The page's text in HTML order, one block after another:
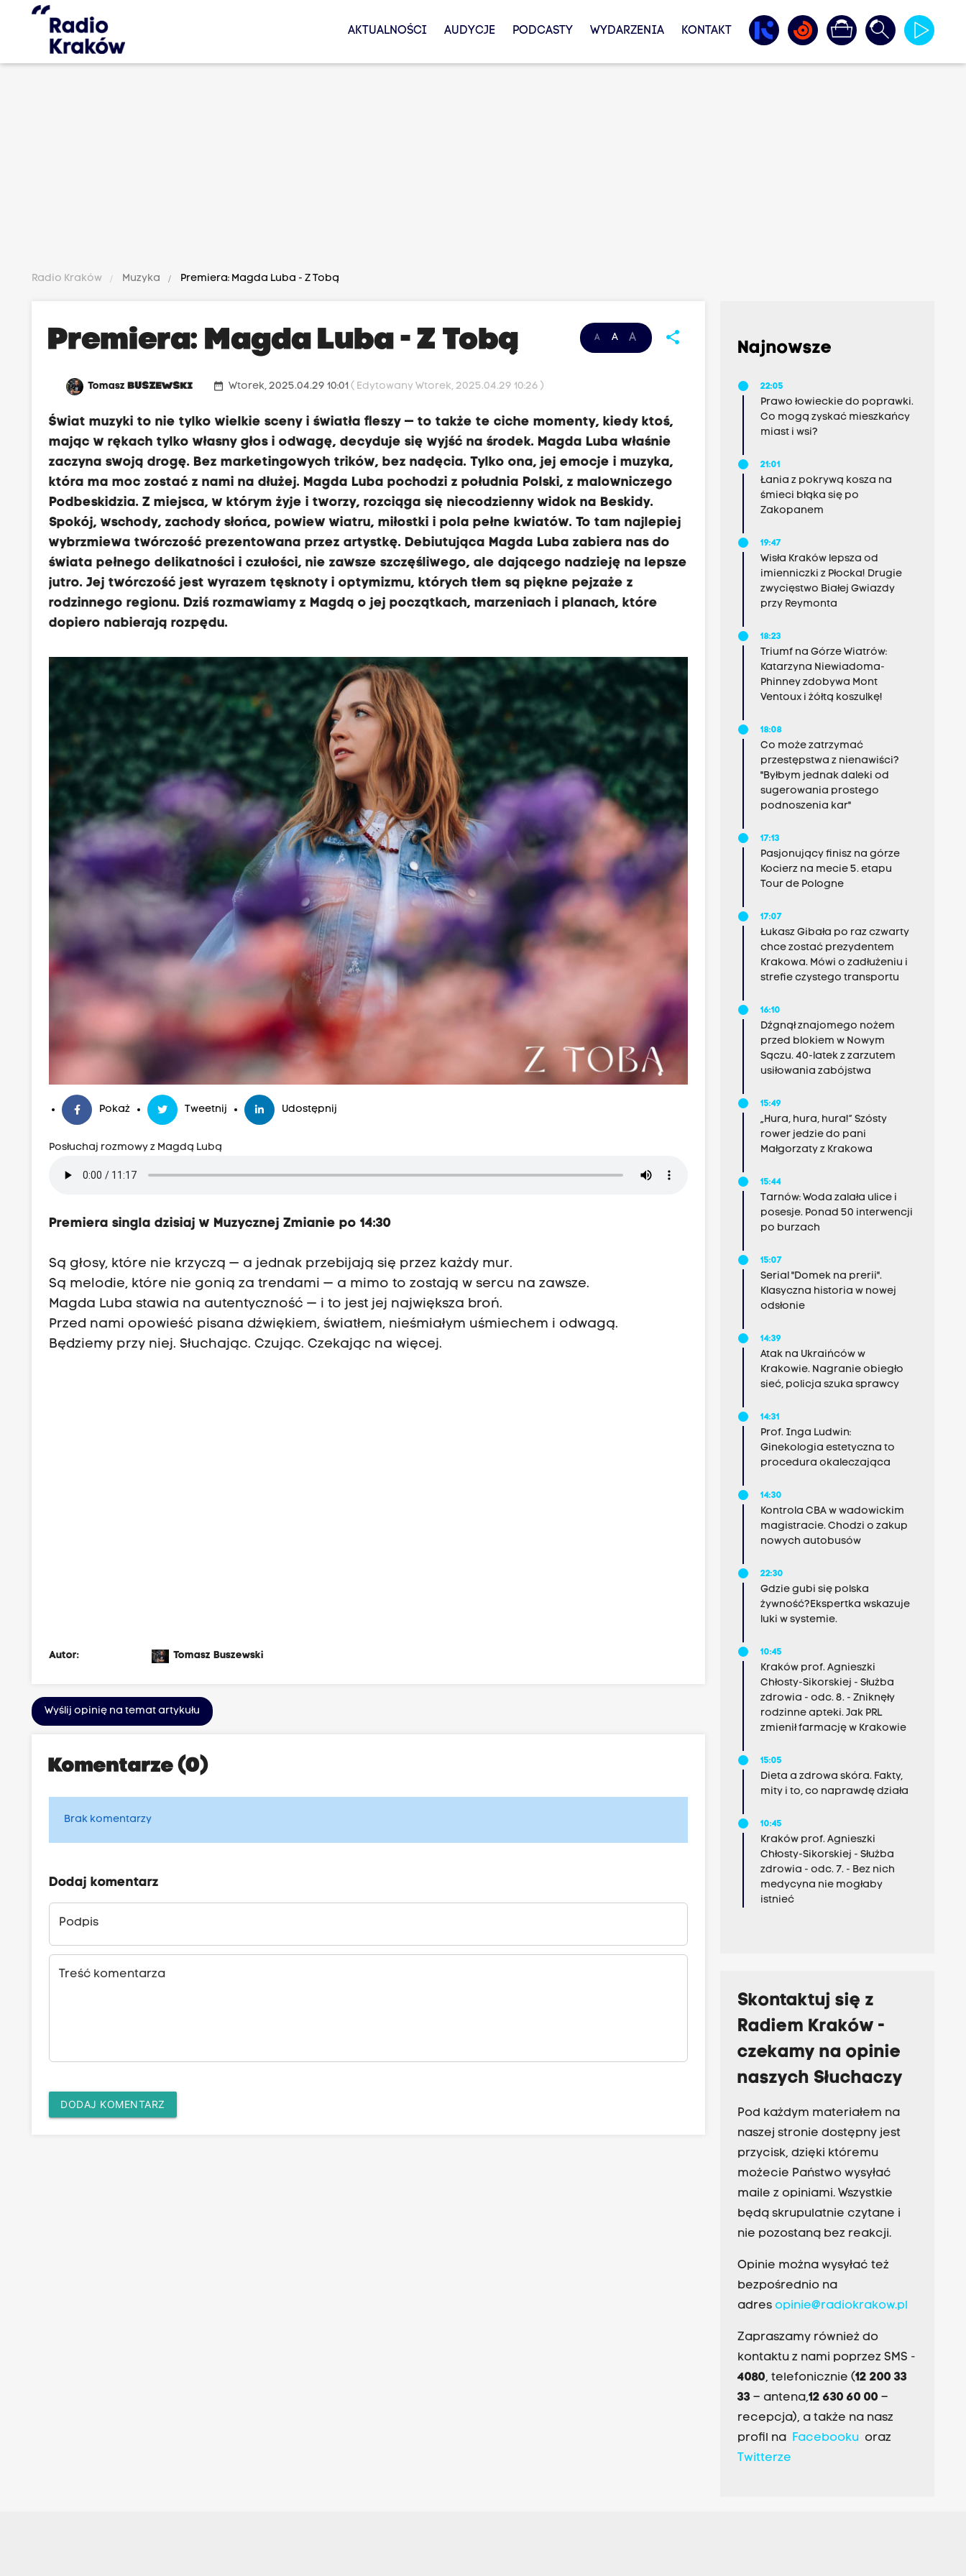
AKTUALNOŚCI AUDYCJE PODCASTY WYDARZENIA KONTAKT
Radio Kraków Muzyka Premiera: Magda Luba - Z Tobą
A A A share
Premiera: Magda Luba - Z Tobą
TomaszBUSZEWSKI date_range Wtorek, 2025.04.29 10:01( Edytowany Wtorek, 2025.04.29 10:26 )
Świat muzyki to nie tylko wielkie sceny i światła fleszy — to także te ciche momenty, kiedy ktoś,
mając w rękach tylko własny głos i odwagę, decyduje się wyjść na środek. Magda Luba właśnie
zaczyna swoją drogę. Bez marketingowych trików, bez nadęcia. Tylko ona, jej emocje i muzyka,
która ma moc zostać z nami na dłużej. Magda Luba pochodzi z południa Polski, z malowniczego
Podbeskidzia. Z miejsca, w którym żyje i tworzy, rozciąga się niecodzienny widok na Beskidy.
Spokój, wschody, zachody słońca, powiew wiatru, miłostki i pola pełne kwiatów. To tam najlepiej
wybrzmiewa twórczość prezentowana przez artystkę. Debiutująca Magda Luba zabiera nas do
świata pełnego delikatności i czułości, nie zawsze szczęśliwego, ale dającego nadzieję na lepsze
jutro. Jej twórczość jest wyrazem tęsknoty i optymizmu, których tłem są piękne pejzaże z
rodzinnego regionu. Dziś rozmawiamy z Magdą o jej początkach, marzeniach i planach, które
dopiero nabierają rozpędu.
Pokaż Tweetnij Udostępnij
Posłuchaj rozmowy z Magdą Lubą
Premiera singla dzisiaj w Muzycznej Zmianie po 14:30
Są głosy, które nie krzyczą — a jednak przebijają się przez każdy mur.
Są melodie, które nie gonią za trendami — a mimo to zostają w sercu na zawsze.
Magda Luba stawia na autentyczność — i to jest jej największa broń.
Przed nami opowieść pisana dźwiękiem, światłem, nieśmiałym uśmiechem i odwagą.
Będziemy przy niej. Słuchając. Czując. Czekając na więcej.
Autor: Tomasz Buszewski
Wyślij opinię na temat artykułu
Komentarze (0)
Brak komentarzy
Dodaj komentarz
Podpis
Treść komentarza
DODAJ KOMENTARZ
Najnowsze
22:05
Prawo łowieckie do poprawki.
Co mogą zyskać mieszkańcy
miast i wsi?
21:01
Łania z pokrywą kosza na
śmieci błąka się po
Zakopanem
19:47
Wisła Kraków lepsza od
imienniczki z Płocka! Drugie
zwycięstwo Białej Gwiazdy
przy Reymonta
18:23
Triumf na Górze Wiatrów:
Katarzyna Niewiadoma-
Phinney zdobywa Mont
Ventoux i żółtą koszulkę!
18:08
Co może zatrzymać
przestępstwa z nienawiści?
"Byłbym jednak daleki od
sugerowania prostego
podnoszenia kar"
17:13
Pasjonujący finisz na górze
Kocierz na mecie 5. etapu
Tour de Pologne
17:07
Łukasz Gibała po raz czwarty
chce zostać prezydentem
Krakowa. Mówi o zadłużeniu i
strefie czystego transportu
16:10
Dźgnął znajomego nożem
przed blokiem w Nowym
Sączu. 40-latek z zarzutem
usiłowania zabójstwa
15:49
„Hura, hura, hura!” Szósty
rower jedzie do pani
Małgorzaty z Krakowa
15:44
Tarnów: Woda zalała ulice i
posesje. Ponad 50 interwencji
po burzach
15:07
Serial "Domek na prerii".
Klasyczna historia w nowej
odsłonie
14:39
Atak na Ukraińców w
Krakowie. Nagranie obiegło
sieć, policja szuka sprawcy
14:31
Prof. Inga Ludwin:
Ginekologia estetyczna to
procedura okaleczająca
14:30
Kontrola CBA w wadowickim
magistracie. Chodzi o zakup
nowych autobusów
22:30
Gdzie gubi się polska
żywność?Ekspertka wskazuje
luki w systemie.
10:45
Kraków prof. Agnieszki
Chłosty-Sikorskiej - Służba
zdrowia - odc. 8. - Zniknęły
rodzinne apteki. Jak PRL
zmienił farmację w Krakowie
15:05
Dieta a zdrowa skóra. Fakty,
mity i to, co naprawdę działa
10:45
Kraków prof. Agnieszki
Chłosty-Sikorskiej - Służba
zdrowia - odc. 7. - Bez nich
medycyna nie mogłaby
istnieć
Skontaktuj się z
Radiem Kraków -
czekamy na opinie
naszych Słuchaczy
Pod każdym materiałem na
naszej stronie dostępny jest
przycisk, dzięki któremu
możecie Państwo wysyłać
maile z opiniami. Wszystkie
będą skrupulatnie czytane i
nie pozostaną bez reakcji.
Opinie można wysyłać też
bezpośrednio na
adres opinie@radiokrakow.pl
Zapraszamy również do
kontaktu z nami poprzez SMS -
4080, telefonicznie (12 200 33
33– antena,12 630 60 00 –
recepcja), a także na nasz
profil na Facebookuoraz
Twitterze